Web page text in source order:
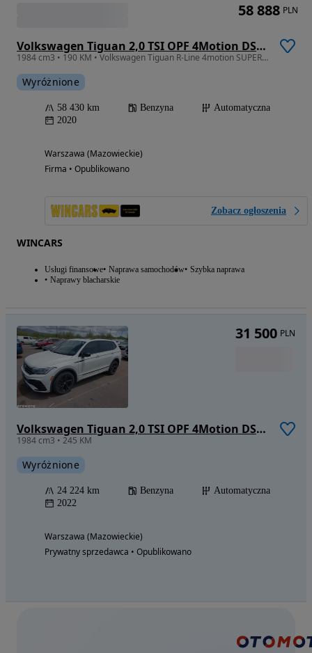
Volkswagen Tiguan 2,0 TSI OPF 4Motion DSG R-Line
1984 cm3 • 190 KM • Volkswagen Tiguan R-Line 4motion SUPERT STAN
Wyróżnione
58 430 km Benzyna
Automatyczna
2020
Warszawa (Mazowieckie)
Firma • Opublikowano
Zobacz ogłoszenia
WINCARS
Usługi finansowe Naprawa samochodów Szybka naprawa
Naprawy blacharskie
58 888 PLN
Volkswagen Tiguan 2,0 TSI OPF 4Motion DSG R-Line
1984 cm3 • 245 KM
Wyróżnione
24 224 km Benzyna
Automatyczna
2022
Warszawa (Mazowieckie)
Prywatny sprzedawca • Opublikowano
31 500 PLN